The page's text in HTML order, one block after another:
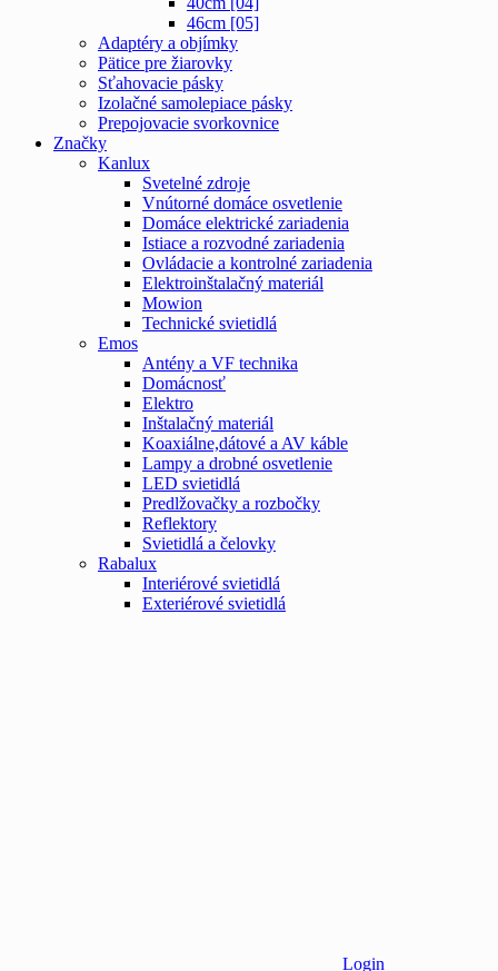
46cm [05]
Adaptéry a objímky
Pätice pre žiarovky
Sťahovacie pásky
Izolačné samolepiace pásky
Prepojovacie svorkovnice
Značky
Kanlux
Svetelné zdroje
Vnútorné domáce osvetlenie
Domáce elektrické zariadenia
Istiace a rozvodné zariadenia
Ovládacie a kontrolné zariadenia
Elektroinštalačný materiál
Mowion
Technické svietidlá
Emos
Antény a VF technika
Domácnosť
Elektro
Inštalačný materiál
Koaxiálne,dátové a AV káble
Lampy a drobné osvetlenie
LED svietidlá
Predlžovačky a rozbočky
Reflektory
Svietidlá a čelovky
Rabalux
Interiérové svietidlá
Exteriérové svietidlá
Login